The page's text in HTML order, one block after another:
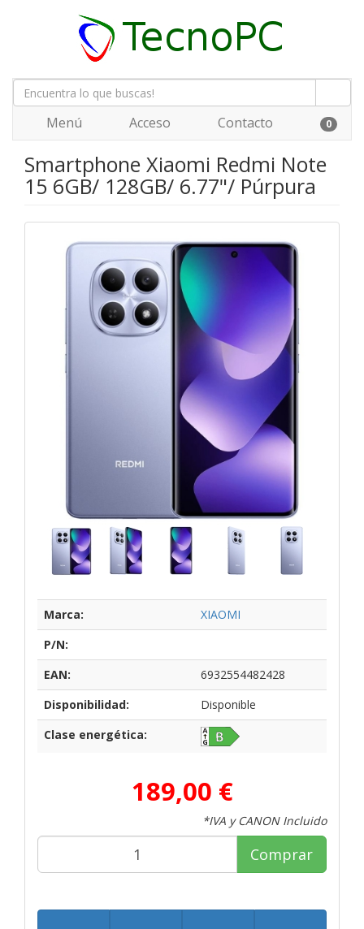
Menú Acceso Contacto 0
Smartphone Xiaomi Redmi Note
15 6GB/ 128GB/ 6.77"/ Púrpura
Marca:
XIAOMI
P/N:
EAN:
6932554482428
Disponibilidad:
Disponible
Clase energética:
189,00 €
*IVA y CANON Incluido
Comprar